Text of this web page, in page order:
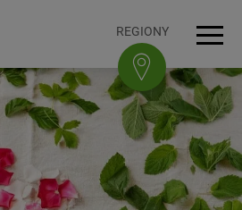
REGIONY